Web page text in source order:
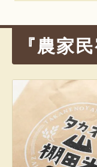
『農家